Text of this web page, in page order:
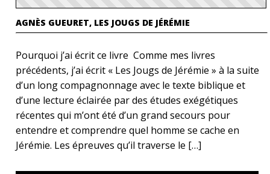
AGNÈS GUEURET, LES JOUGS DE JÉRÉMIE
Pourquoi j’ai écrit ce livre Comme mes livres
précédents, j’ai écrit « Les Jougs de Jérémie » à la suite
d’un long compagnonnage avec le texte biblique et
d’une lecture éclairée par des études exégétiques
récentes qui m’ont été d’un grand secours pour
entendre et comprendre quel homme se cache en
Jérémie. Les épreuves qu’il traverse le […]